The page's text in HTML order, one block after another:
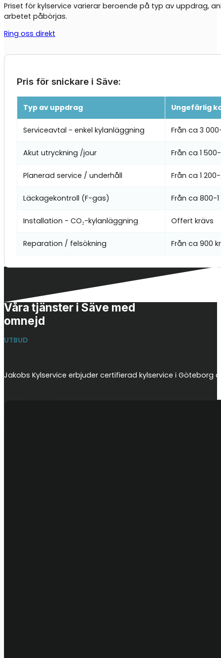
Priset för kylservice varierar beroende på typ av uppdrag,
arbetet påbörjas.
Ring oss direkt
Pris för snickare i Säve:
Typ av uppdrag Ungefärlig
Serviceavtal - enkel kylanläggning Från ca 3
Akut utryckning /jour Från ca 1
Planerad service / underhåll Från ca 1
Läckagekontroll (F-gas) Från ca 800-1
Installation - CO₂-kylanläggning Offert krävs
Reparation / felsökning Från ca 900
Våra tjänster i Säve med
omnejd
UTBUD
Jakobs Kylservice erbjuder certifierad kylservice i